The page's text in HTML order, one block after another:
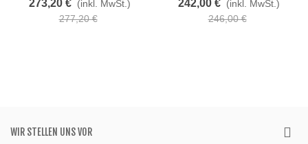
273,20 € (inkl. MwSt.)
277,20 €
242,00 € (inkl. MwSt.)
246,00 €
WIR STELLEN UNS VOR